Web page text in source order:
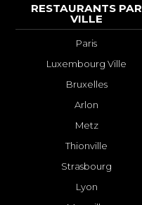
RESTAURANTS PAR
VILLE
Paris
Luxembourg Ville
Bruxelles
Arlon
Metz
Thionville
Strasbourg
Lyon